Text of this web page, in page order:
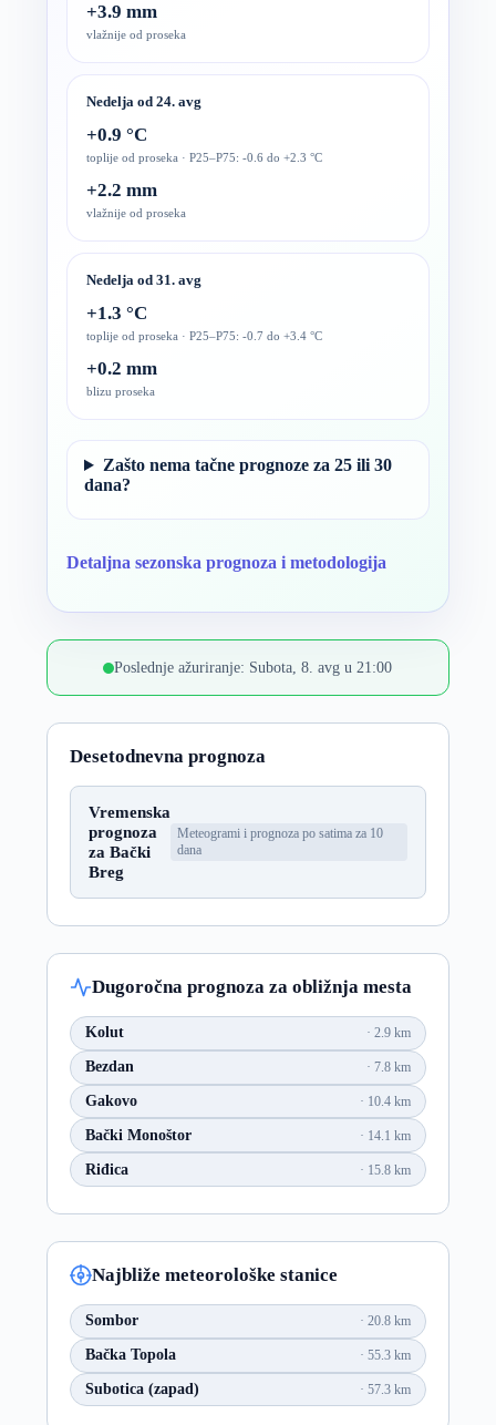
+3.9 mm
vlažnije od proseka
Nedelja od 24. avg
+0.9 °C
toplije od proseka · P25–P75: -0.6 do +2.3 °C
+2.2 mm
vlažnije od proseka
Nedelja od 31. avg
+1.3 °C
toplije od proseka · P25–P75: -0.7 do +3.4 °C
+0.2 mm
blizu proseka
Zašto nema tačne prognoze za 25 ili 30
dana?
Detaljna sezonska prognoza i metodologija
Poslednje ažuriranje: Subota, 8. avg u 21:00
Desetodnevna prognoza
Vremenska
prognoza
za Bački
Breg
Meteogrami i prognoza po satima za 10
dana
Dugoročna prognoza za obližnja mesta
Kolut 2.9 km
Bezdan 7.8 km
Gakovo 10.4 km
Bački Monoštor 14.1 km
Riđica 15.8 km
Najbliže meteorološke stanice
Sombor 20.8 km
Bačka Topola 55.3 km
Subotica (zapad) 57.3 km